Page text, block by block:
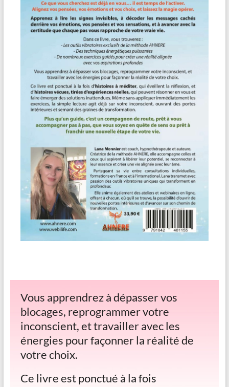
Vous apprendrez à dépasser vos
blocages, reprogrammer votre
inconscient, et travailler avec les
énergies pour façonner la réalité de
votre choix.
Ce livre est ponctué à la fois